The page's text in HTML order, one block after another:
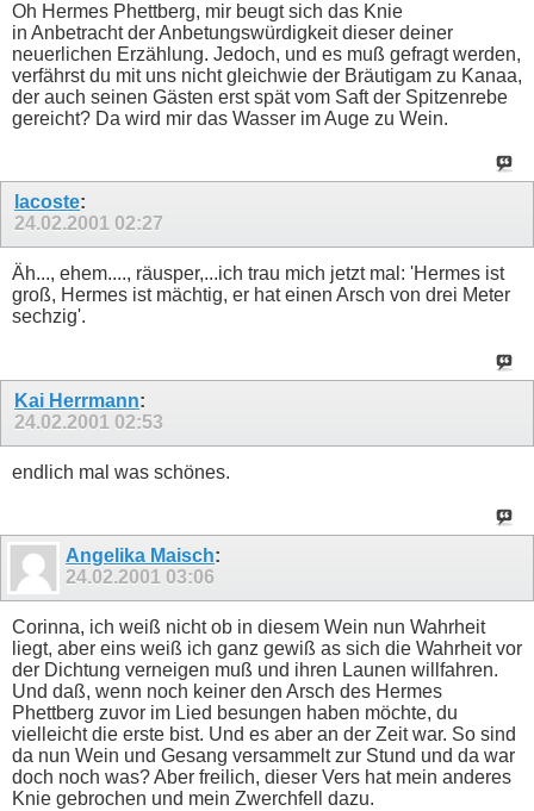
Oh Hermes Phettberg, mir beugt sich das Knie
in Anbetracht der Anbetungswürdigkeit dieser deiner
neuerlichen Erzählung. Jedoch, und es muß gefragt werden,
verfährst du mit uns nicht gleichwie der Bräutigam zu Kanaa,
der auch seinen Gästen erst spät vom Saft der Spitzenrebe
gereicht? Da wird mir das Wasser im Auge zu Wein.
lacoste:
24.02.2001 02:27
Äh..., ehem...., räusper,...ich trau mich jetzt mal: 'Hermes ist
groß, Hermes ist mächtig, er hat einen Arsch von drei Meter
sechzig'.
Kai Herrmann:
24.02.2001 02:53
endlich mal was schönes.
Angelika Maisch:
24.02.2001 03:06
Corinna, ich weiß nicht ob in diesem Wein nun Wahrheit
liegt, aber eins weiß ich ganz gewiß as sich die Wahrheit vor
der Dichtung verneigen muß und ihren Launen willfahren.
Und daß, wenn noch keiner den Arsch des Hermes
Phettberg zuvor im Lied besungen haben möchte, du
vielleicht die erste bist. Und es aber an der Zeit war. So sind
da nun Wein und Gesang versammelt zur Stund und da war
doch noch was? Aber freilich, dieser Vers hat mein anderes
Knie gebrochen und mein Zwerchfell dazu.